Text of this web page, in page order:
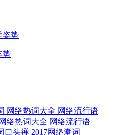
势
络热词大全 网络流行语